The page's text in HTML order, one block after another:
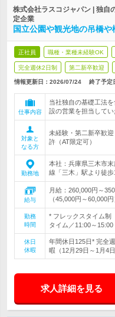
株式会社ラスコジャパン | 独自
定企業
国立公園や観光地の吊橋
正社員 職種・業種未経験OK
完全週休2日制 第二新卒歓迎
情報更新日：2026/07/24 終了予定
仕事内容
当社独自の基礎工法
設の営業を担当してい
対象と
なる方
未経験・第二新卒歓
許（AT限定可）
勤務地
本社：兵庫県三木市
線「三木」駅より徒歩
給与
月給：260,000円～
（45,000円～60,000
勤務
時間
* フレックスタイム
タイム／11:00～
休日
休暇
年間休日125日* 完全
暇（12月29日～1月4
求人詳細を見る